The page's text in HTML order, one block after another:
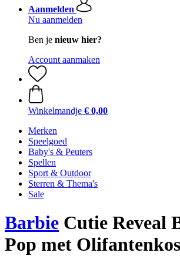
Aanmelden
Nu aanmelden
Ben je nieuw hier?
Account aanmaken
Winkelmandje € 0,00
Merken
Speelgoed
Baby's & Peuters
Spellen
Sport & Outdoor
Sterren & Thema's
Sale
Barbie Cutie Reveal
Pop met